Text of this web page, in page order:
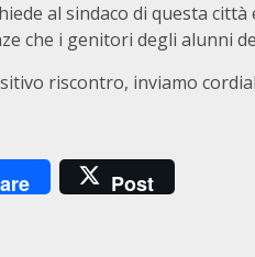
al sindaco di questa
che i genitori degli alunni
riscontro, inviamo
Post